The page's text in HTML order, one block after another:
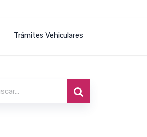
Trámites Vehiculares